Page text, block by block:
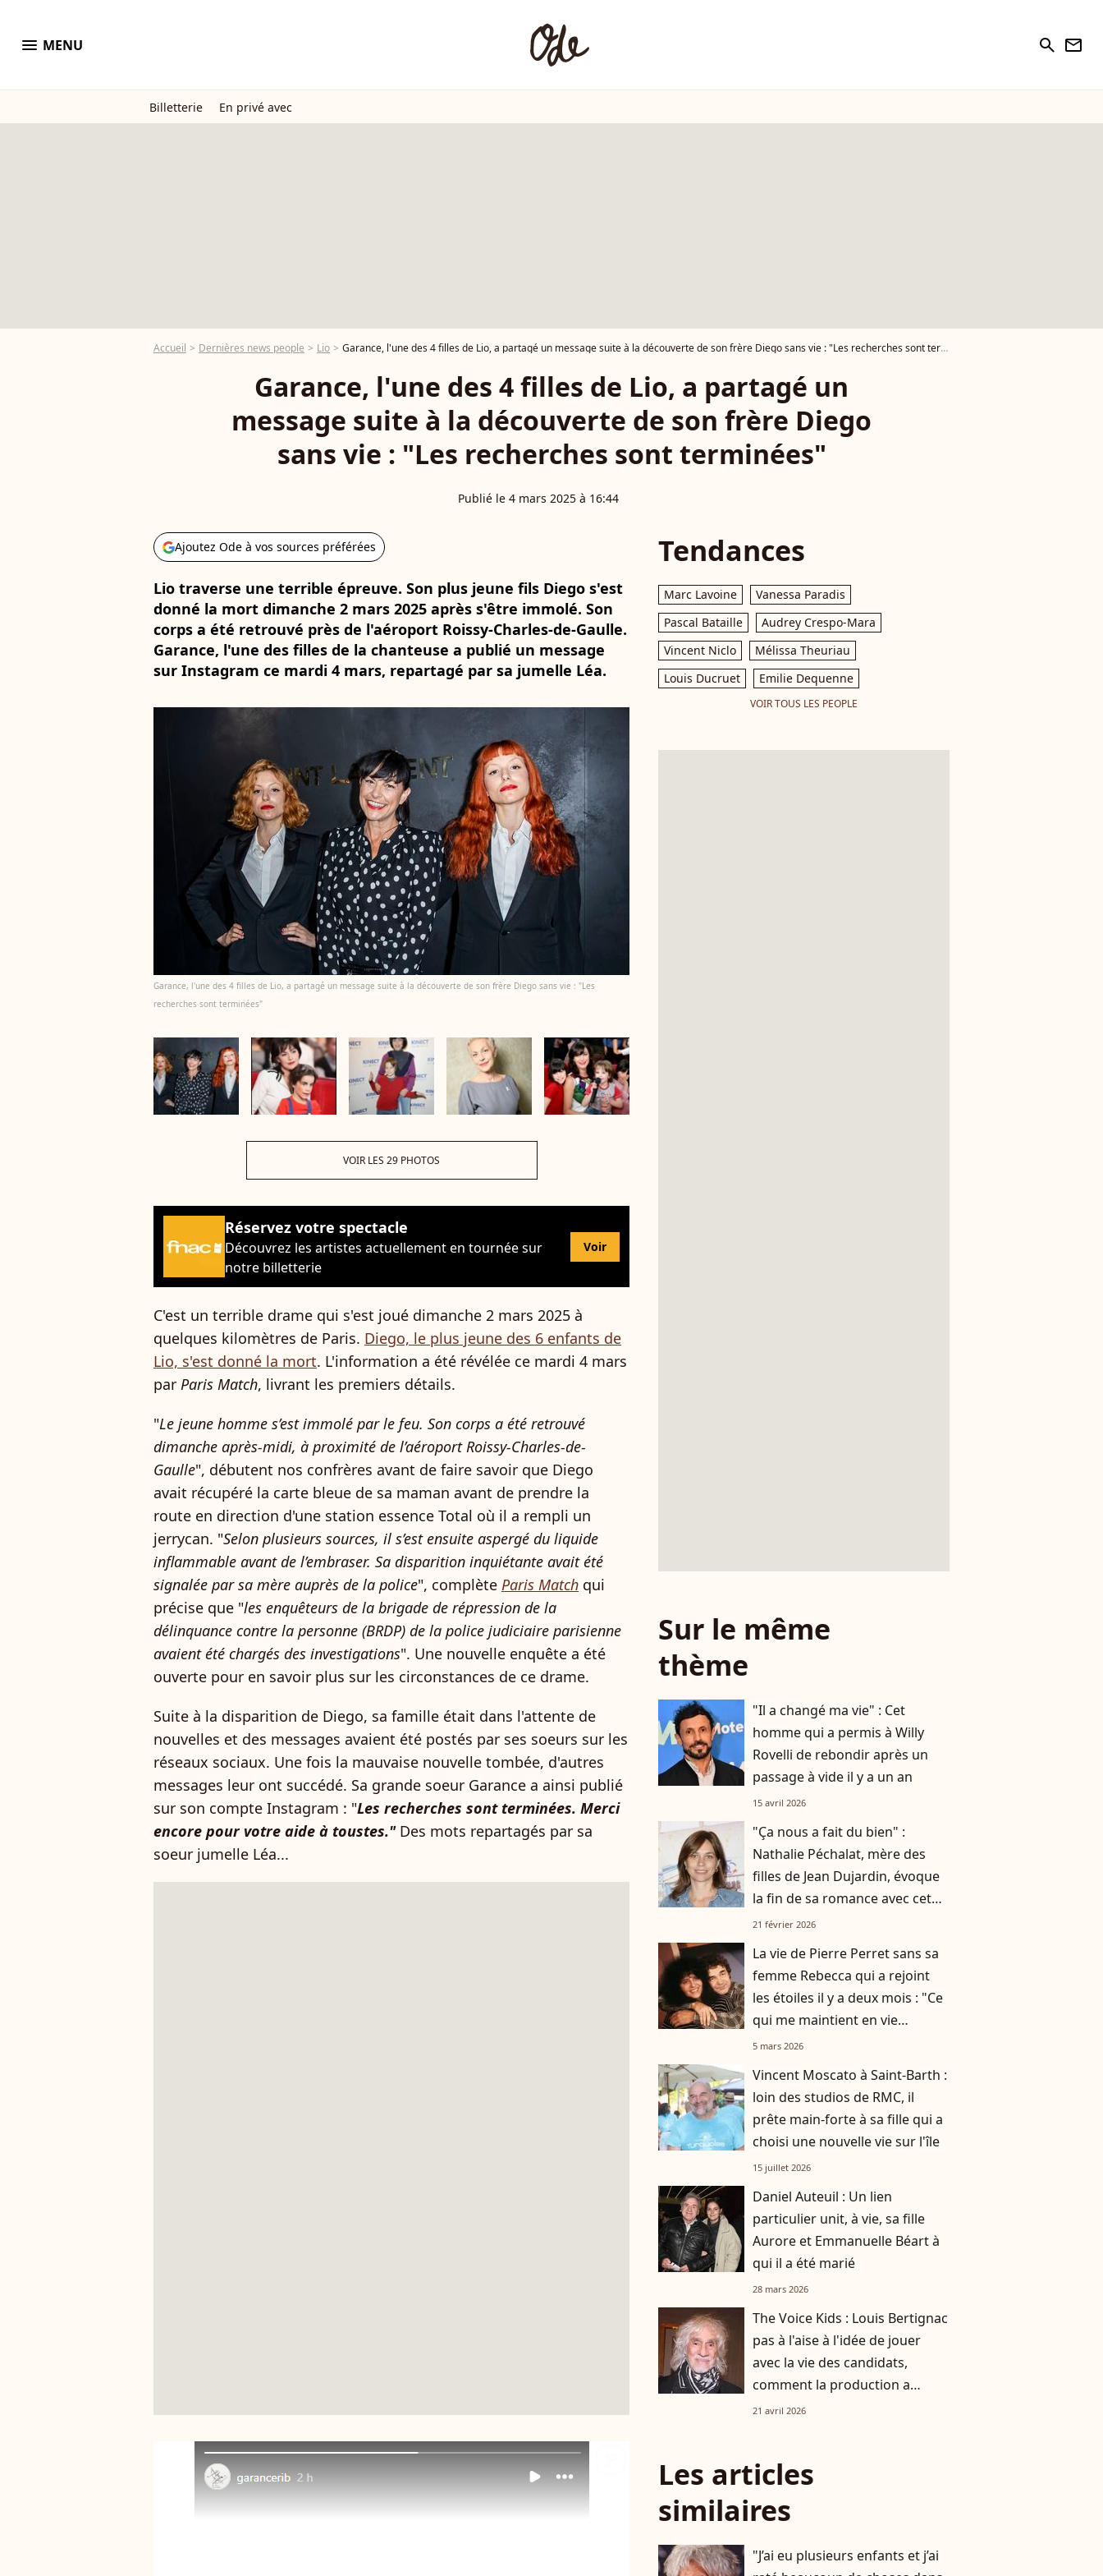
menu MENU search newsletter
Billetterie En privé avec
Accueil Dernières news people Lio Garance, l'une des 4 filles de Lio, a partagé un message suite à la découverte de son frère Diego sans vie : "Les recherches sont terminées"
Garance, l'une des 4 filles de Lio, a partagé un
message suite à la découverte de son frère Diego
sans vie : "Les recherches sont terminées"
Publié le 4 mars 2025 à 16:44
Ajoutez Ode à vos sources préférées
Lio traverse une terrible épreuve. Son plus jeune fils Diego s'est
donné la mort dimanche 2 mars 2025 après s'être immolé. Son
corps a été retrouvé près de l'aéroport Roissy-Charles-de-Gaulle.
Garance, l'une des filles de la chanteuse a publié un message
sur Instagram ce mardi 4 mars, repartagé par sa jumelle Léa.
Garance, l'une des 4 filles de Lio, a partagé un message suite à la découverte de son frère Diego sans vie : "Les
recherches sont terminées"
VOIR LES 29 PHOTOS
Réservez votre spectacle
Découvrez les artistes actuellement en tournée sur
notre billetterie
Voir
C'est un terrible drame qui s'est joué dimanche 2 mars 2025 à
quelques kilomètres de Paris. Diego, le plus jeune des 6 enfants de
Lio, s'est donné la mort. L'information a été révélée ce mardi 4 mars
par Paris Match, livrant les premiers détails.
"Le jeune homme s’est immolé par le feu. Son corps a été retrouvé
dimanche après-midi, à proximité de l’aéroport Roissy-Charles-de-
Gaulle", débutent nos confrères avant de faire savoir que Diego
avait récupéré la carte bleue de sa maman avant de prendre la
route en direction d'une station essence Total où il a rempli un
jerrycan. "Selon plusieurs sources, il s’est ensuite aspergé du liquide
inflammable avant de l’embraser. Sa disparition inquiétante avait été
signalée par sa mère auprès de la police", complète Paris Match qui
précise que "les enquêteurs de la brigade de répression de la
délinquance contre la personne (BRDP) de la police judiciaire parisienne
avaient été chargés des investigations". Une nouvelle enquête a été
ouverte pour en savoir plus sur les circonstances de ce drame.
Suite à la disparition de Diego, sa famille était dans l'attente de
nouvelles et des messages avaient été postés par ses soeurs sur les
réseaux sociaux. Une fois la mauvaise nouvelle tombée, d'autres
messages leur ont succédé. Sa grande soeur Garance a ainsi publié
sur son compte Instagram : "Les recherches sont terminées. Merci
encore pour votre aide à toustes."Des mots repartagés par sa
soeur jumelle Léa...
Tendances
Marc Lavoine
Vanessa Paradis
Pascal Bataille
Audrey Crespo-Mara
Vincent Niclo
Mélissa Theuriau
Louis Ducruet
Emilie Dequenne
VOIR TOUS LES PEOPLE
Sur le même
thème
"Il a changé ma vie" : Cet
homme qui a permis à Willy
Rovelli de rebondir après un
passage à vide il y a un an
15 avril 2026
"Ça nous a fait du bien" :
Nathalie Péchalat, mère des
filles de Jean Dujardin, évoque
la fin de sa romance avec cet
homme célèbre qui a partagé
21 février 2026
La vie de Pierre Perret sans sa
femme Rebecca qui a rejoint
les étoiles il y a deux mois : "Ce
qui me maintient en vie
actuellement"
5 mars 2026
Vincent Moscato à Saint-Barth :
loin des studios de RMC, il
prête main-forte à sa fille qui a
choisi une nouvelle vie sur l'île
15 juillet 2026
Daniel Auteuil : Un lien
particulier unit, à vie, sa fille
Aurore et Emmanuelle Béart à
qui il a été marié
28 mars 2026
The Voice Kids : Louis Bertignac
pas à l'aise à l'idée de jouer
avec la vie des candidats,
comment la production a
réussi à le faire rempiler
21 avril 2026
Les articles
similaires
"J’ai eu plusieurs enfants et j’ai